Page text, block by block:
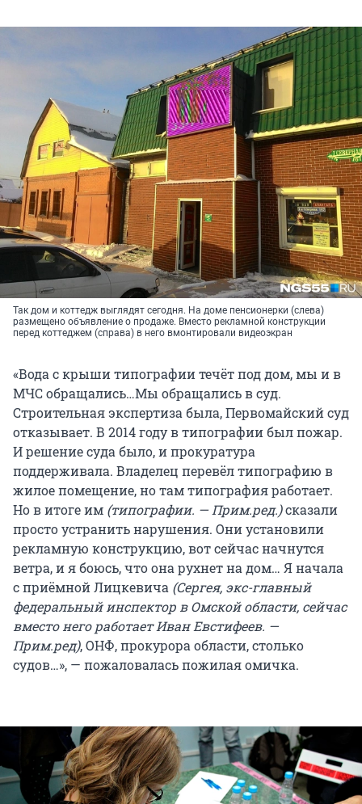
Так дом и коттедж выглядят сегодня. На доме пенсионерки (слева)
размещено объявление о продаже. Вместо рекламной конструкции
перед коттеджем (справа) в него вмонтировали видеоэкран
«Вода с крыши типографии течёт под дом, мы и в
МЧС обращались…Мы обращались в суд.
Строительная экспертиза была, Первомайский суд
отказывает. В 2014 году в типографии был пожар.
И решение суда было, и прокуратура
поддерживала. Владелец перевёл типографию в
жилое помещение, но там типография работает.
Но в итоге им (типографии. — Прим.ред.)сказали
просто устранить нарушения. Они установили
рекламную конструкцию, вот сейчас начнутся
ветра, и я боюсь, что она рухнет на дом… Я начала
с приёмной Лицкевича (Сергея, экс-главный
федеральный инспектор в Омской области, сейчас
вместо него работает Иван Евстифеев. —
Прим.ред), ОНФ, прокурора области, столько
судов…», — пожаловалась пожилая омичка.